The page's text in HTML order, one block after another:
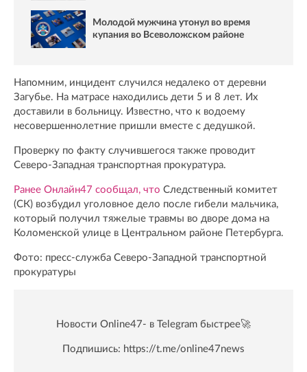
Молодой мужчина утонул во время
купания во Всеволожском районе
Напомним, инцидент случился недалеко от деревни
Загубье. На матрасе находились дети 5 и 8 лет. Их
доставили в больницу. Известно, что к водоему
несовершеннолетние пришли вместе с дедушкой.
Проверку по факту случившегося также проводит
Северо-Западная транспортная прокуратура.
Ранее Онлайн47 сообщал, что Следственный комитет
(СК) возбудил уголовное дело после гибели мальчика,
который получил тяжелые травмы во дворе дома на
Коломенской улице в Центральном районе Петербурга.
Фото: пресс-служба Северо-Западной транспортной
прокуратуры
Новости Online47- в Telegram быстрее🚀
Подпишись: https://t.me/online47news